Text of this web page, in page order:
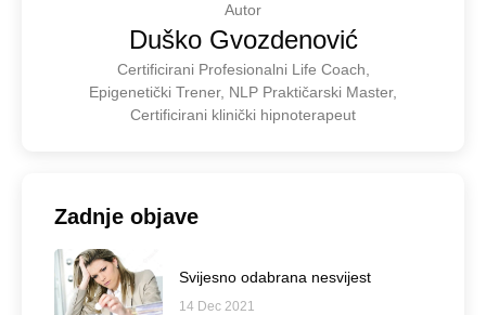
Autor
Duško Gvozdenović
Certificirani Profesionalni Life Coach,
Epigenetički Trener, NLP Praktičarski Master,
Certificirani klinički hipnoterapeut
Zadnje objave
Svijesno odabrana nesvijest
14 Dec 2021